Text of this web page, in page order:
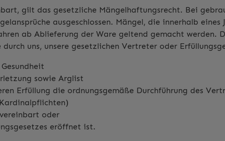
gilt das gesetzliche Mängelhaftungsrecht. Bei
ausgeschlossen. Mängel, die innerhalb
ab Ablieferung der Ware geltend gemacht werden.
uns, unsere gesetzlichen Vertreter oder
sowie Arglist
Erfüllung die ordnungsgemäße Durchführung des
oder
eröffnet ist.